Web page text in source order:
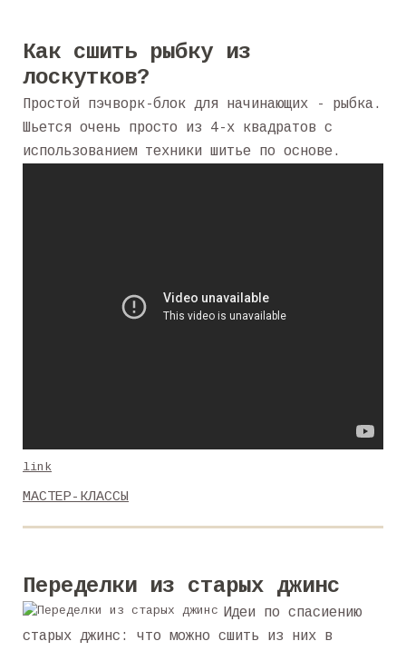
Как сшить рыбку из
лоскутков?
Простой пэчворк-блок для начинающих - рыбка.
Шьется очень просто из 4-х квадратов с
использованием техники шитье по основе.
link
МАСТЕР-КЛАССЫ
Переделки из старых джинс
Идеи по спасиению
старых джинс: что можно сшить из них в